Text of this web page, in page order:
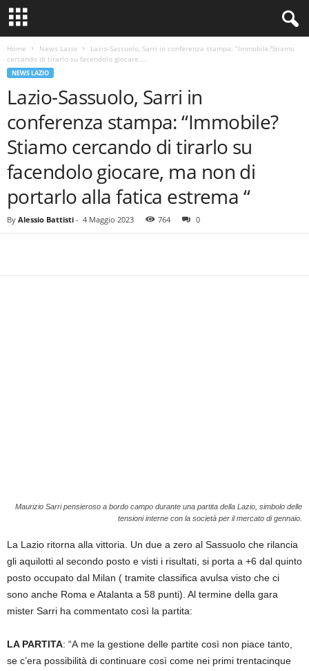
Home News Lazio
Lazio-Sassuolo, Sarri in conferenza stampa: “Immobile?Stiamo
cercando di tirarlo su facendolo giocare,...
NEWS LAZIO
Lazio-Sassuolo, Sarri in
conferenza stampa: “Immobile?
Stiamo cercando di tirarlo su
facendolo giocare, ma non di
portarlo alla fatica estrema “
By Alessio Battisti - 4 Maggio 2023 764 0
Maurizio Sarri pensieroso a bordo campo durante una partita della Lazio, simbolo delle
tensioni interne con la società per il mercato di gennaio.
La Lazio ritorna alla vittoria. Un due a zero al Sassuolo che rilancia
gli aquilotti al secondo posto e visti i risultati, si porta a +6 dal quinto
posto occupato dal Milan ( tramite classifica avulsa visto che ci
sono anche Roma e Atalanta a 58 punti). Al termine della gara
mister Sarri ha commentato così la partita:
LA PARTITA: “A me la gestione delle partite così non piace tanto,
se c’era possibilità di continuare così come nei primi trentacinque